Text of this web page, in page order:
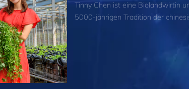
Tinny Chen ist eine Biolandwirtin
5000-jährigen Tradition der